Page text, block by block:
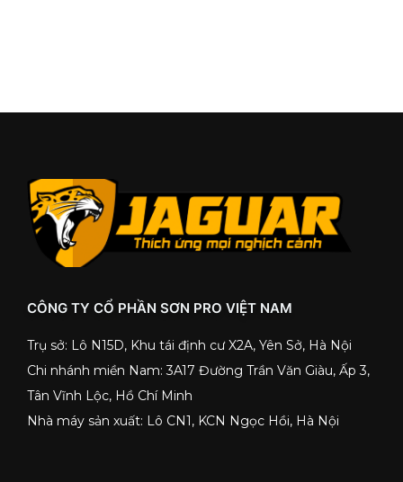
CÔNG TY CỔ PHẦN SƠN PRO VIỆT NAM
Trụ sở: Lô N15D, Khu tái định cư X2A, Yên Sở, Hà Nội
Chi nhánh miền Nam: 3A17 Đường Trần Văn Giàu, Ấp 3,
Tân Vĩnh Lộc, Hồ Chí Minh
Nhà máy sản xuất: Lô CN1, KCN Ngọc Hồi, Hà Nội